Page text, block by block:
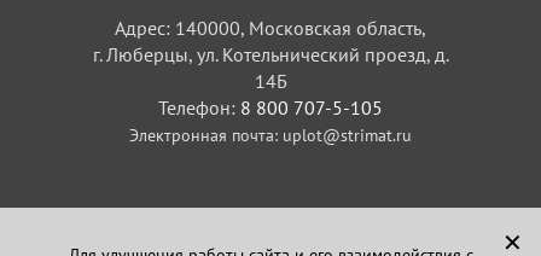
Адрес: 140000, Московская область,
г. Люберцы, ул. Котельнический проезд, д.
14Б
Телефон: 8 800 707-5-105
Электронная почта: uplot@strimat.ru
✕